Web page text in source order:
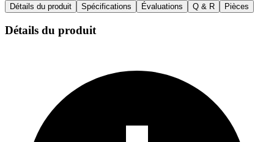
Détails du produit Spécifications Évaluations Q & R Pièces
Détails du produit